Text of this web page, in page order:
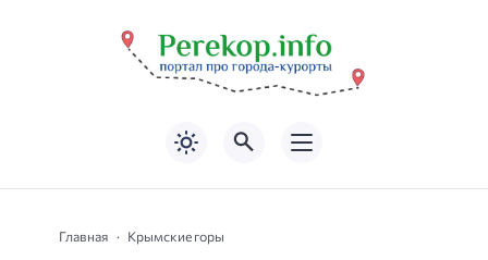
Главная Крымские горы